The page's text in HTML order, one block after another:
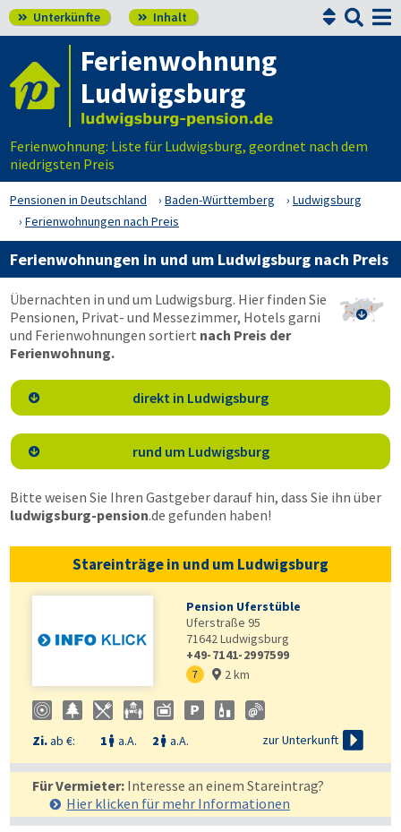
 Unterkünfte  Inhalt 

Ferienwohnung
Ludwigsburg
Ferienwohnung: Liste für Ludwigsburg, geordnet nach dem
niedrigsten Preis
Pensionen in Deutschland Baden-Württemberg
Ludwigsburg
Ferienwohnungen nach Preis
Ferienwohnungen in und um Ludwigsburg nach Preis

Übernachten in und um Ludwigsburg. Hier finden Sie
Pensionen, Privat- und Messezimmer, Hotels garni
und Ferienwohnungen sortiert nach Preis der
Ferienwohnung.
 direkt in Ludwigsburg
 rund um Ludwigsburg
Bitte weisen Sie Ihren Gastgeber darauf hin, dass Sie ihn über
ludwigsburg-pension.de gefunden haben!
Stareinträge in und um Ludwigsburg
Pension Uferstüble
Uferstraße 95
71642Ludwigsburg
+49-7141-2997599
7  2 km
Zi.ab €: 1  a.A. 2  a.A. zur Unterkunft 
Für Vermieter: Interesse an einem Stareintrag?
Hier klicken für mehr Informationen